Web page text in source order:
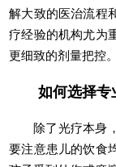
解大致的医治流程
疗经验的机构尤为
更细致的剂量把控。
如何选择专
除了光疗本身
要注意患儿的饮食